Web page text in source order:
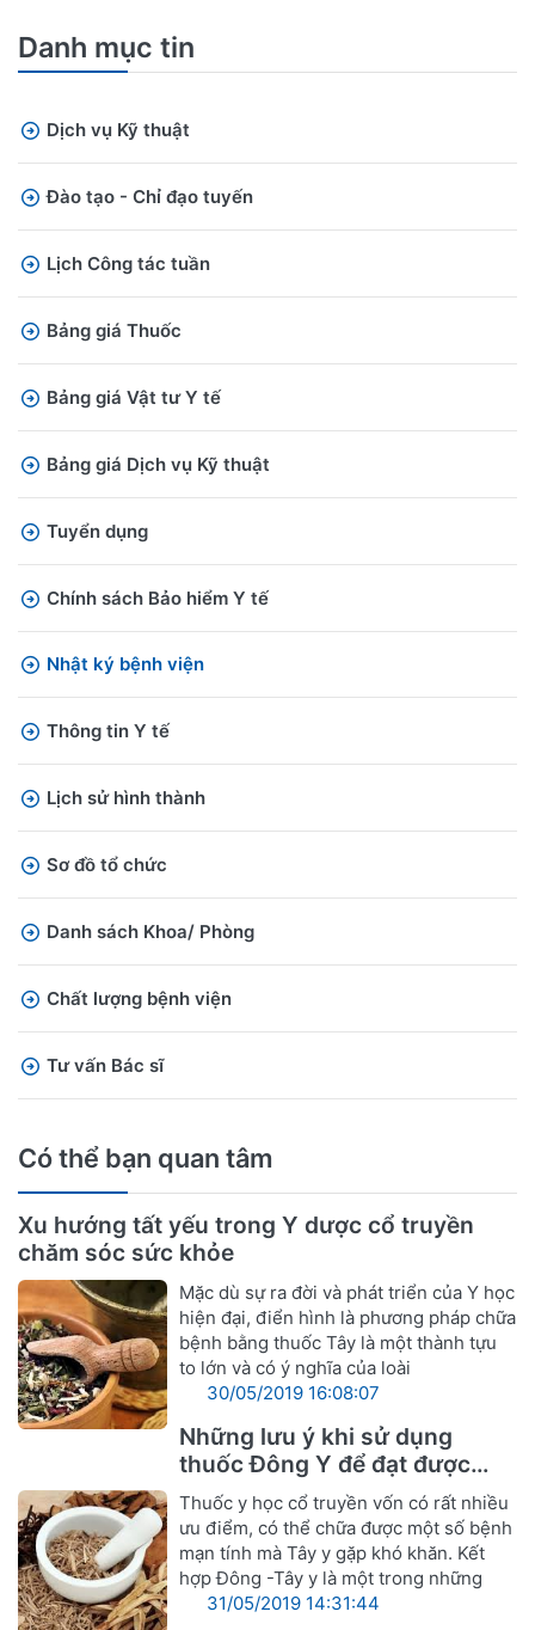
Danh mục tin
Dịch vụ Kỹ thuật
Đào tạo - Chỉ đạo tuyến
Lịch Công tác tuần
Bảng giá Thuốc
Bảng giá Vật tư Y tế
Bảng giá Dịch vụ Kỹ thuật
Tuyển dụng
Chính sách Bảo hiểm Y tế
Nhật ký bệnh viện
Thông tin Y tế
Lịch sử hình thành
Sơ đồ tổ chức
Danh sách Khoa/ Phòng
Chất lượng bệnh viện
Tư vấn Bác sĩ
Có thể bạn quan tâm
Xu hướng tất yếu trong Y dược cổ truyền
chăm sóc sức khỏe
Mặc dù sự ra đời và phát triển của Y học
hiện đại, điển hình là phương pháp chữa
bệnh bằng thuốc Tây là một thành tựu
to lớn và có ý nghĩa của loài
30/05/2019 16:08:07
Những lưu ý khi sử dụng
thuốc Đông Y để đạt được
hiệu quả tốt nhất
Thuốc y học cổ truyền vốn có rất nhiều
ưu điểm, có thể chữa được một số bệnh
mạn tính mà Tây y gặp khó khăn. Kết
hợp Đông -Tây y là một trong những
31/05/2019 14:31:44